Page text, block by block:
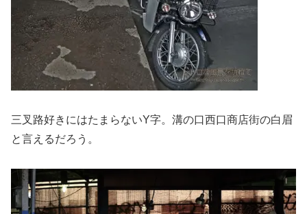
三叉路好きにはたまらないY字。溝の口西口商店街の白眉
と言えるだろう。